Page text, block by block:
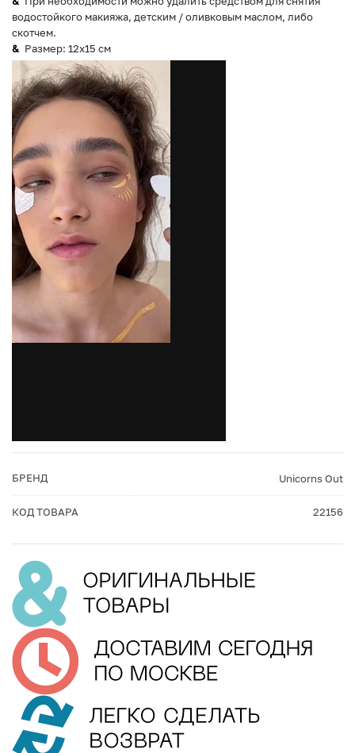
водостойкого макияжа, детским / оливковым маслом, либо
скотчем.
Размер: 12x15 см
БРЕНД Unicorns Out
КОД ТОВАРА 22156